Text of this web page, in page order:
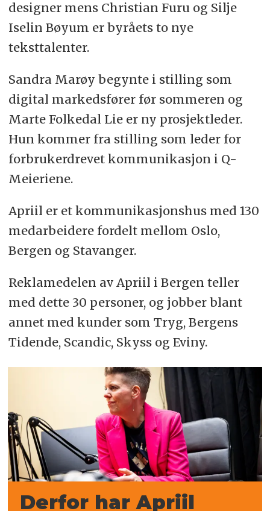
designer mens Christian Furu og Silje
Iselin Bøyum er byråets to nye
teksttalenter.
Sandra Marøy begynte i stilling som
digital markedsfører før sommeren og
Marte Folkedal Lie er ny prosjektleder.
Hun kommer fra stilling som leder for
forbrukerdrevet kommunikasjon i Q-
Meieriene.
Apriil er et kommunikasjonshus med 130
medarbeidere fordelt mellom Oslo,
Bergen og Stavanger.
Reklamedelen av Apriil i Bergen teller
med dette 30 personer, og jobber blant
annet med kunder som Tryg, Bergens
Tidende, Scandic, Skyss og Eviny.
Derfor har Apriil